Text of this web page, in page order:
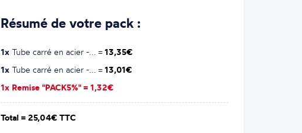
Résumé de votre pack :
1x Tube carré en acier -... =13,35€
1x Tube carré en acier -... =13,01€
1x Remise "PACK5%" =1,32€
Total = 25,04€ TTC